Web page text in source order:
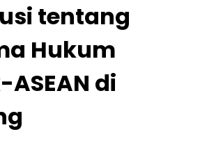
tentang
Hukum
di